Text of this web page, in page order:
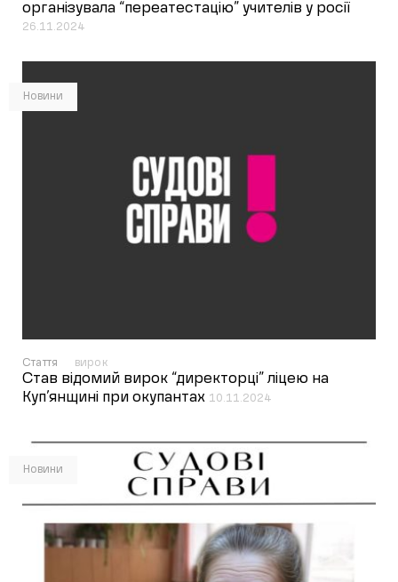
організувала “переатестацію” учителів у росії
26.11.2024
Новини
Стаття вирок
Став відомий вирок “директорці” ліцею на
Куп’янщині при окупантах 10.11.2024
Новини